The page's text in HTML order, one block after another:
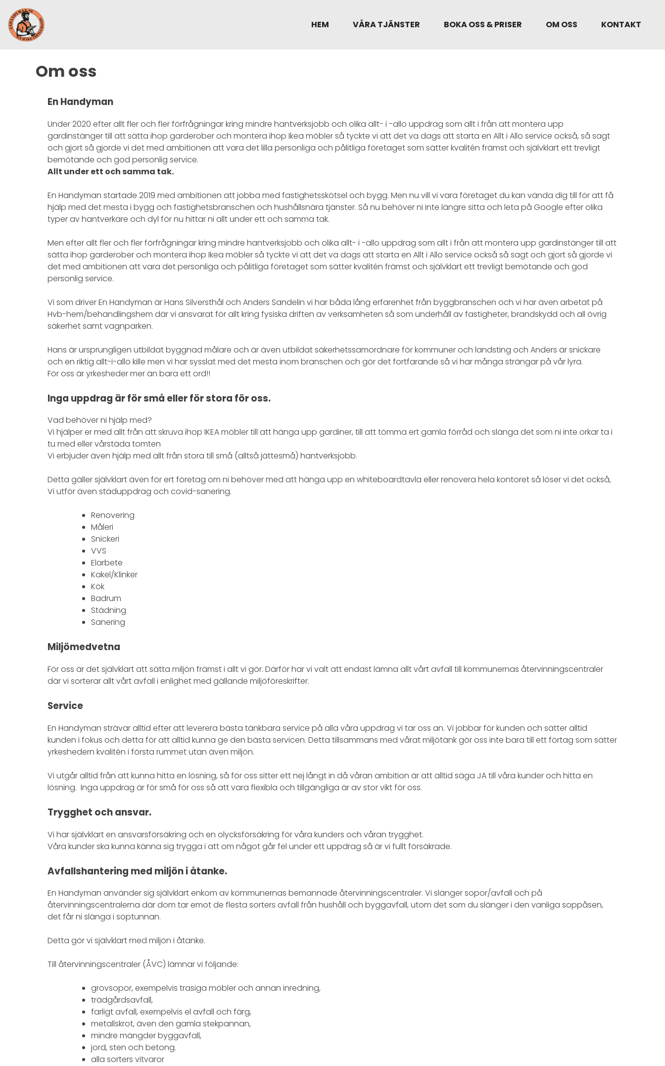
HEM VÅRA TJÄNSTER BOKA OSS & PRISER OM OSS KONTAKT
Om oss
En Handyman
Under 2020 efter allt fler och fler förfrågningar kring mindre hantverksjobb och olika allt- i -allo uppdrag som allt i från att montera upp
gardinstänger till att sätta ihop garderober och montera ihop Ikea möbler så tyckte vi att det va dags att starta en Allt i Allo service också, så sagt
och gjort så gjorde vi det med ambitionen att vara det lilla personliga och pålitliga företaget som sätter kvalitén främst och självklart ett trevligt
bemötande och god personlig service.
Allt under ett och samma tak.
En Handyman startade 2019 med ambitionen att jobba med fastighetsskötsel och bygg. Men nu vill vi vara företaget du kan vända dig till för att få
hjälp med det mesta i bygg och fastighetsbranschen och hushållsnära tjänster. Så nu behöver ni inte längre sitta och leta på Google efter olika
typer av hantverkare och dyl för nu hittar ni allt under ett och samma tak.
Men efter allt fler och fler förfrågningar kring mindre hantverksjobb och olika allt- i -allo uppdrag som allt i från att montera upp gardinstänger till att
sätta ihop garderober och montera ihop Ikea möbler så tyckte vi att det va dags att starta en Allt i Allo service också så sagt och gjort så gjorde vi
det med ambitionen att vara det personliga och pålitliga företaget som sätter kvalitén främst och självklart ett trevligt bemötande och god
personlig service.
Vi som driver En Handyman är Hans Silversthål och Anders Sandelin vi har båda lång erfarenhet från byggbranschen och vi har även arbetat på
Hvb-hem/behandlingshem där vi ansvarat för allt kring fysiska driften av verksamheten så som underhåll av fastigheter, brandskydd och all övrig
säkerhet samt vagnparken.
Hans är ursprungligen utbildat byggnad målare och är även utbildat säkerhetssamordnare för kommuner och landsting och Anders är snickare
och en riktig allt-i-allo kille men vi har sysslat med det mesta inom branschen och gör det fortfarande så vi har många strängar på vår lyra.
För oss är yrkesheder mer än bara ett ord!!
Inga uppdrag är för små eller för stora för oss.
Vad behöver ni hjälp med?
Vi hjälper er med allt från att skruva ihop IKEA möbler till att hänga upp gardiner, till att tömma ert gamla förråd och slänga det som ni inte orkar ta i
tu med eller vårstäda tomten
Vi erbjuder även hjälp med allt från stora till små (alltså jättesmå) hantverksjobb.
Detta gäller självklart även för ert företag om ni behöver med att hänga upp en whiteboardtavla eller renovera hela kontoret så löser vi det också,
Vi utför även städuppdrag och covid-sanering.
Renovering
Måleri
Snickeri
VVS
Elarbete
Kakel/Klinker
Kök
Badrum
Städning
Sanering
Miljömedvetna
För oss är det självklart att sätta miljön främst i allt vi gör. Därför har vi valt att endast lämna allt vårt avfall till kommunernas återvinningscentraler
där vi sorterar allt vårt avfall i enlighet med gällande miljöföreskrifter.
Service
En Handyman strävar alltid efter att leverera bästa tänkbara service på alla våra uppdrag vi tar oss an. Vi jobbar för kunden och sätter alltid
kunden i fokus och detta för att alltid kunna ge den bästa servicen. Detta tillsammans med vårat miljötänk gör oss inte bara till ett förtag som sätter
yrkeshedern kvalitén i första rummet utan även miljön.
Vi utgår alltid från att kunna hitta en lösning, så för oss sitter ett nej långt in då våran ambition är att alltid säga JA till våra kunder och hitta en
lösning. Inga uppdrag är för små för oss så att vara flexibla och tillgängliga är av stor vikt för oss.
Trygghet och ansvar.
Vi har självklart en ansvarsförsäkring och en olycksförsäkring för våra kunders och våran trygghet.
Våra kunder ska kunna känna sig trygga i att om något går fel under ett uppdrag så är vi fullt försäkrade.
Avfallshantering med miljön i åtanke.
En Handyman använder sig självklart enkom av kommunernas bemannade återvinningscentraler. Vi slänger sopor/avfall och på
återvinningscentralerna där dom tar emot de flesta sorters avfall från hushåll och byggavfall, utom det som du slänger i den vanliga soppåsen,
det får ni slänga i soptunnan.
Detta gör vi självklart med miljön i åtanke.
Till återvinningscentraler (ÅVC) lämnar vi följande:
grovsopor, exempelvis trasiga möbler och annan inredning,
trädgårdsavfall,
farligt avfall, exempelvis el avfall och färg,
metallskrot, även den gamla stekpannan,
mindre mängder byggavfall,
jord, sten och betong.
alla sorters vitvaror